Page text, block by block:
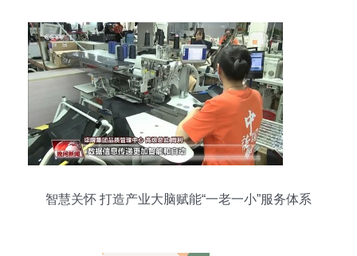
智慧关怀 打造产业大脑赋能“一老一小”服务体系